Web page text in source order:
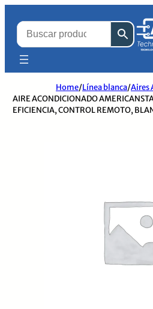
Home/Línea blanca/Aires
AIRE ACONDICIONADO
EFICIENCIA, CONTROL REMOTO,